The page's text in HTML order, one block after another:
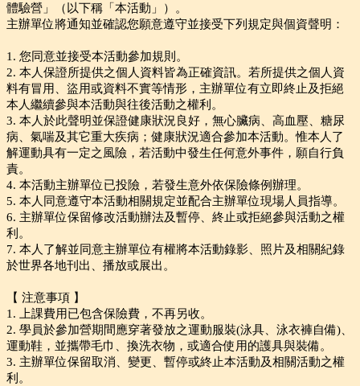
體驗營」（以下稱「本活動」）。
主辦單位將通知並確認您願意遵守並接受下列規定與個資聲明：
1. 您同意並接受本活動參加規則。
2. 本人保證所提供之個人資料皆為正確資訊。若所提供之個人資
料有冒用、盜用或資料不實等情形，主辦單位有立即終止及拒絕
本人繼續參與本活動與往後活動之權利。
3. 本人於此聲明並保證健康狀況良好，無心臟病、高血壓、糖尿
病、氣喘及其它重大疾病；健康狀況適合參加本活動。惟本人了
解運動具有一定之風險，若活動中發生任何意外事件，願自行負
責。
4. 本活動主辦單位已投險，若發生意外依保險條例辦理。
5. 本人同意遵守本活動相關規定並配合主辦單位現場人員指導。
6. 主辦單位保留修改活動辦法及暫停、終止或拒絕參與活動之權
利。
7. 本人了解並同意主辦單位有權將本活動錄影、照片及相關紀錄
於世界各地刊出、播放或展出。
【 注意事項 】
1. 上課費用已包含保險費，不再另收。
2. 學員於參加營期間應穿著發放之運動服裝(泳具、泳衣褲自備)、
運動鞋，並攜帶毛巾、換洗衣物，或適合使用的護具與裝備。
3. 主辦單位保留取消、變更、暫停或終止本活動及相關活動之權
利。